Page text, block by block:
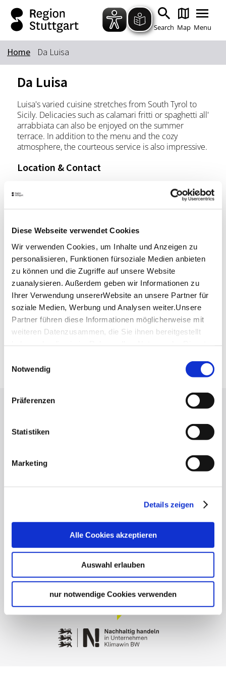
Diese Webseite verwendet Cookies
Wir verwenden Cookies, um Inhalte und Anzeigen zu
personalisieren, Funktionen fürsoziale Medien anbieten
zu können und die Zugriffe auf unsere Website
zuanalysieren. Außerdem geben wir Informationen zu
Ihrer Verwendung unsererWebsite an unsere Partner für
soziale Medien, Werbung und Analysen weiter.Unsere
Partner führen diese Informationen möglicherweise mit
weiteren Datenzusammen, die Sie ihnen bereitgestellt
Impressum
Notwendig
Präferenzen
Statistiken
Marketing
Details zeigen
Alle Cookies akzeptieren
Auswahl erlauben
nur notwendige Cookies verwenden
Zum Hauptinhalt springen
Zur Suche springen
Zur Hauptnavigation
Zum Footer springen
Search Map Menu
Keyword
Home Da Luisa
Da Luisa
Luisa's varied cuisine stretches from South Tyrol to
Sicily. Delicacies such as calamari fritti or spaghetti all'
arrabbiata can also be enjoyed on the summer
terrace. In addition to the menu and the cozy
atmosphere, the courteous service is also impressive.
Location & Contact
Talstr. 52
70188 Stuttgart
Phone: 0711/470 55 14
Plan your trip
Verkehrs- und Tarifverbund Stuttgart GmbH
VVS timetable information
Deutsche Bahn AG
DB timetable information
Google Maps
Stuttgart Convention Bureau
General terms and conditions
Contact
Masthead